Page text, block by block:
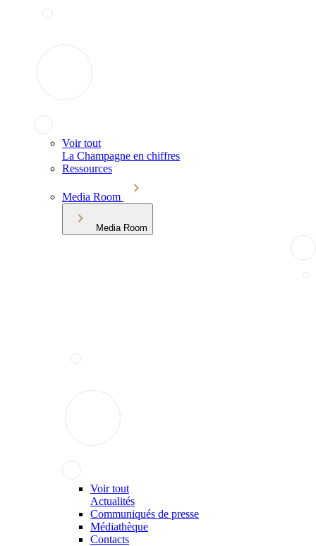
Voir tout
La Champagne en chiffres
Ressources
Media Room
Media Room
Voir tout
Actualités
Communiqués de presse
Médiathèque
Contacts